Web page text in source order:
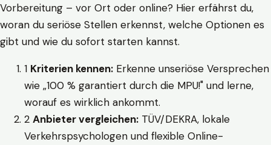
Vorbereitung – vor Ort oder online? Hier erfährst du,
woran du seriöse Stellen erkennst, welche Optionen es
gibt und wie du sofort starten kannst.
1 Kriterien kennen: Erkenne unseriöse Versprechen
wie „100 % garantiert durch die MPU!" und lerne,
worauf es wirklich ankommt.
2 Anbieter vergleichen: TÜV/DEKRA, lokale
Verkehrspsychologen und flexible Online-